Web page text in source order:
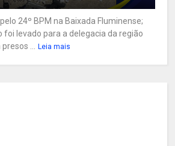
24º BPM na Baixada Fluminense;
levado para a delegacia da região
...
Leia mais